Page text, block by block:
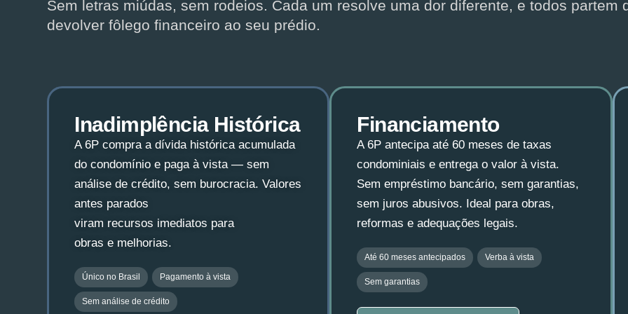
Sem letras miúdas, sem rodeios. Cada um resolve uma dor diferente, e todos partem
devolver fôlego financeiro ao seu prédio.
Inadimplência Histórica
A 6P compra a dívida histórica acumulada
do condomínio e paga à vista — sem
análise de crédito, sem burocracia. Valores
antes parados
viram recursos imediatos para
obras e melhorias.
Único no Brasil Pagamento à vista
Sem análise de crédito
Financiamento
A 6P antecipa até 60 meses de taxas
condominiais e entrega o valor à vista.
Sem empréstimo bancário, sem garantias,
sem juros abusivos. Ideal para obras,
reformas e adequações legais.
Até 60 meses antecipados Verba à vista
Sem garantias